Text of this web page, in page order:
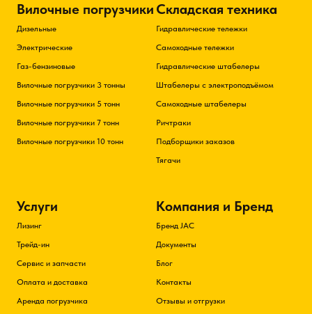
Вилочные погрузчики
Дизельные
Электрические
Газ-бензиновые
Вилочные погрузчики 3 тонны
Вилочные погрузчики 5 тонн
Вилочные погрузчики 7 тонн
Вилочные погрузчики 10 тонн
Складская техника
Гидравлические тележки
Самоходные тележки
Гидравлические штабелеры
Штабелеры с электроподъёмом
Самоходные штабелеры
Ричтраки
Подборщики заказов
Тягачи
Услуги
Лизинг
Трейд-ин
Сервис и запчасти
Оплата и доставка
Аренда погрузчика
Компания и Бренд
Бренд JAC
Документы
Блог
Контакты
Отзывы и отгрузки